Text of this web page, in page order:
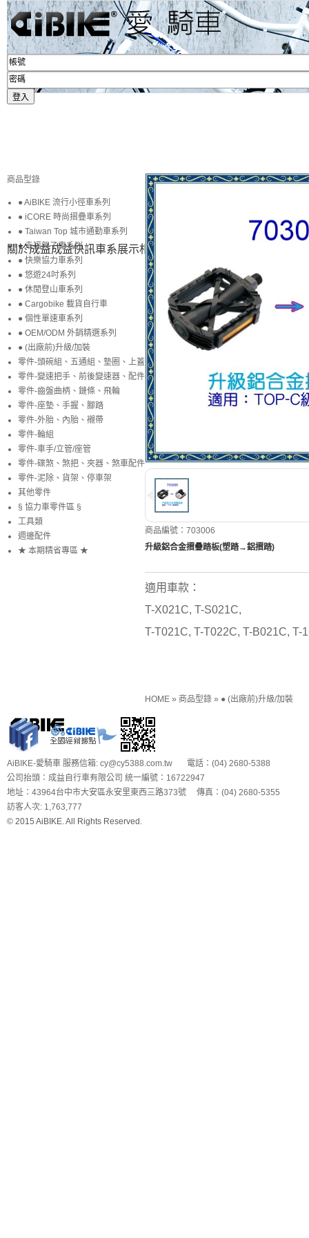
關於成益成益快訊車系展示相簿賞圖
商品編號：703006
升級鋁合金摺疊踏板(塑踏→鋁摺踏)
適用車款：
T-X021C, T-S021C,
T-T021C, T-T022C, T-B021C, T-
HOME » 商品型錄 » ● (出廠前)升級/加裝
商品型錄
● AiBIKE 流行小徑車系列
● iCORE 時尚摺疊車系列
● Taiwan Top 城市通勤車系列
● 幸福親子車系列
● 快樂協力車系列
● 悠遊24吋系列
● 休閒登山車系列
● Cargobike 載貨自行車
● 個性單速車系列
● OEM/ODM 外銷精選系列
● (出廠前)升級/加裝
零件-頭碗組、五通組、墊圈、上蓋
零件-變速把手、前後變速器、配件
零件-齒盤曲柄、鏈條、飛輪
零件-座墊、手握、腳踏
零件-外胎、內胎、襯帶
零件-輪組
零件-車手/立管/座管
零件-碟煞、煞把、夾器、煞車配件
零件-泥除、貨架、停車架
其他零件
§ 協力車零件區 §
工具類
週邊配件
★ 本期精省專區 ★
AiBIKE-愛騎車 服務信箱: cy@cy5388.com.tw 電話：(04) 2680-5388
公司抬頭：成益自行車有限公司 統一編號：16722947
地址：43964台中市大安區永安里東西三路373號 傳真：(04) 2680-5355
訪客人次: 1,763,777
© 2015 AiBIKE. All Rights Reserved.